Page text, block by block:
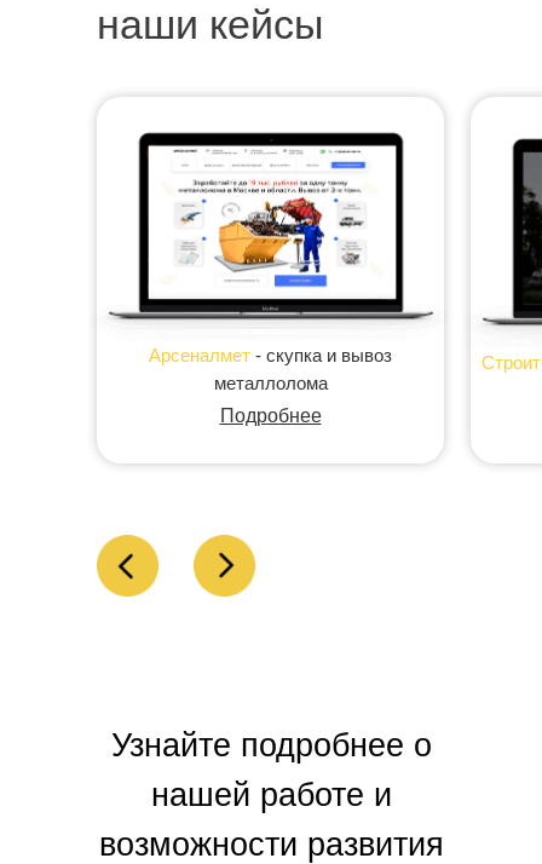
наши кейсы
Арсеналмет - скупка и вывоз
металлолома
Подробнее
Узнайте подробнее о
нашей работе и
возможности развития